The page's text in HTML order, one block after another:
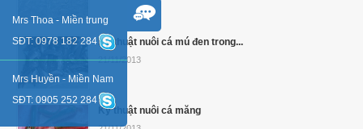
Kỷ thuật nuôi cá mú đen trong...
21/11/2013
Kỷ thuật nuôi cá măng
Mrs Thoa - Miền trung
SĐT: 0978 182 284
Mrs Huyền - Miền Nam
SĐT: 0905 252 284